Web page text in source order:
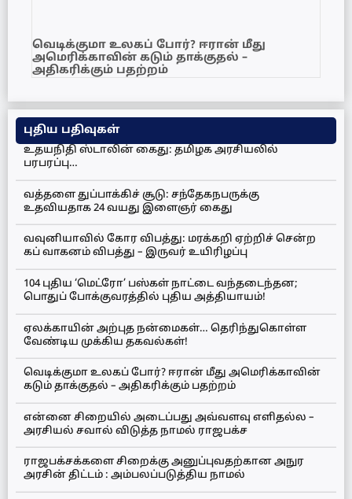
வெடிக்குமா உலகப் போர்? ஈரான் மீது
அமெரிக்காவின் கடும் தாக்குதல் –
அதிகரிக்கும் பதற்றம்
புதிய பதிவுகள்
உதயநிதி ஸ்டாலின் கைது: தமிழக அரசியலில்
பரபரப்பு…
வத்தளை துப்பாக்கிச் சூடு: சந்தேகநபருக்கு
உதவியதாக 24 வயது இளைஞர் கைது
வவுனியாவில் கோர விபத்து: மரக்கறி ஏற்றிச் சென்ற
கப் வாகனம் விபத்து – இருவர் உயிரிழப்பு
104 புதிய ‘மெட்ரோ’ பஸ்கள் நாட்டை வந்தடைந்தன;
பொதுப் போக்குவரத்தில் புதிய அத்தியாயம்!
ஏலக்காயின் அற்புத நன்மைகள்… தெரிந்துகொள்ள
வேண்டிய முக்கிய தகவல்கள்!
வெடிக்குமா உலகப் போர்? ஈரான் மீது அமெரிக்காவின்
கடும் தாக்குதல் – அதிகரிக்கும் பதற்றம்
என்னை சிறையில் அடைப்பது அவ்வளவு எளிதல்ல –
அரசியல் சவால் விடுத்த நாமல் ராஜபக்ச
ராஜபக்சக்களை சிறைக்கு அனுப்புவதற்கான அநுர
அரசின் திட்டம் : அம்பலப்படுத்திய நாமல்